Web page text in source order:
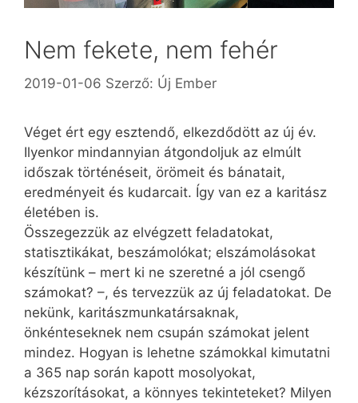
Nem fekete, nem fehér
2019-01-06 Szerző: Új Ember
Véget ért egy esztendő, elkezdődött az új év.
Ilyenkor mindannyian átgondoljuk az elmúlt
időszak történéseit, örömeit és bánatait,
eredményeit és kudarcait. Így van ez a karitász
életében is.
Összegezzük az elvégzett feladatokat,
statisztikákat, beszámolókat; elszámolásokat
készítünk – mert ki ne szeretné a jól csengő
számokat? –, és tervezzük az új feladatokat. De
nekünk, karitászmunkatársaknak,
önkénteseknek nem csupán számokat jelent
mindez. Hogyan is lehetne számokkal kimutatni
a 365 nap során kapott mosolyokat,
kézszorításokat, a könnyes tekinteteket? Milyen